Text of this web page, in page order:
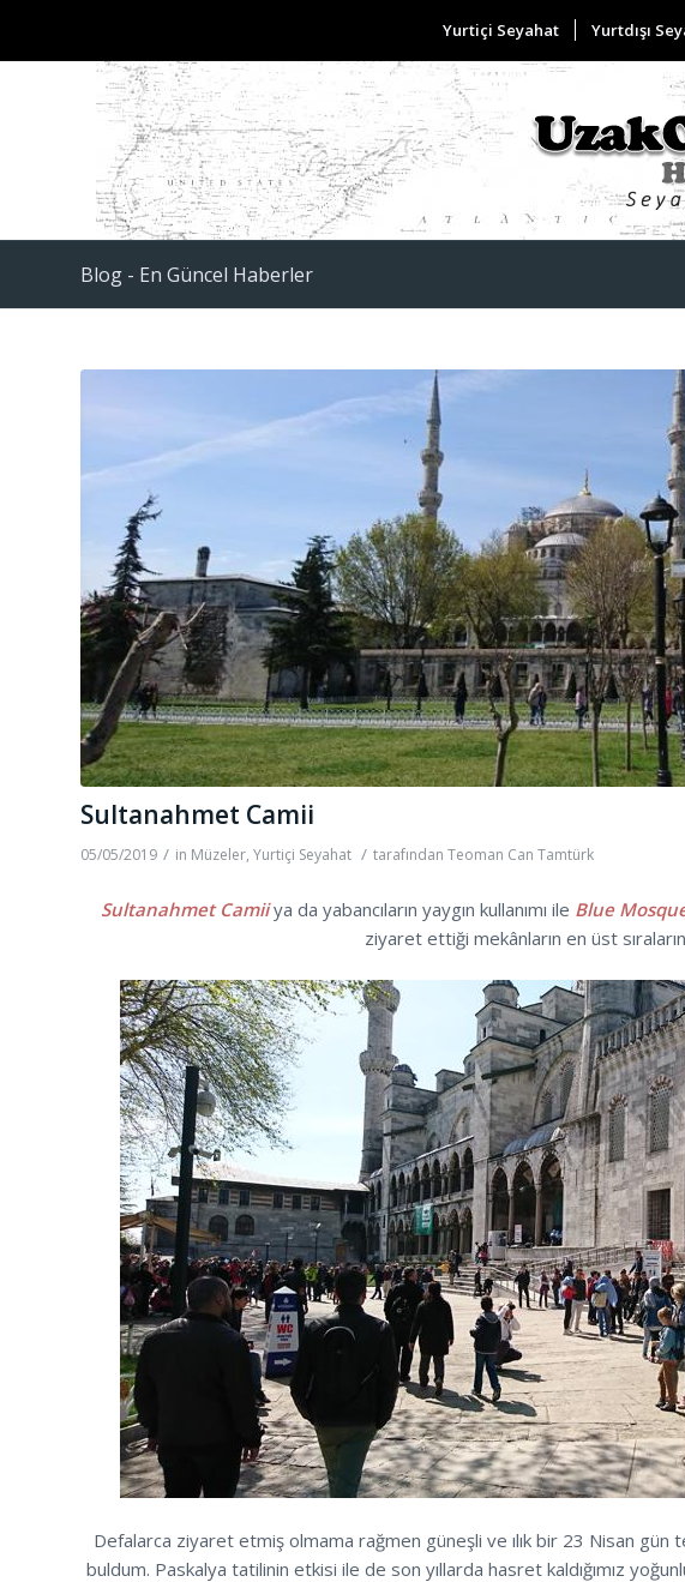
Yurtiçi Seyahat Yurtdışı
Blog - En Güncel Haberler
Sultanahmet Camii
05/05/2019 / in Müzeler, Yurtiçi Seyahat / tarafından Teoman Can Tamtürk
Sultanahmet Camiiya da yabancıların yaygın kullanımı ile Blue
ziyaret ettiği mekânların en üst
Defalarca ziyaret etmiş olmama rağmen güneşli ve ılık bir 23 Nisan gün
buldum. Paskalya tatilinin etkisi ile de son yıllarda hasret kaldığımız